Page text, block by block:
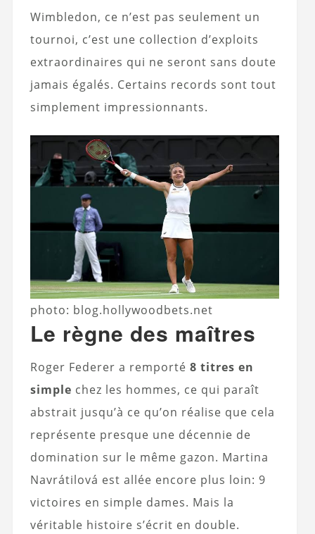
Wimbledon, ce n’est pas seulement un
tournoi, c’est une collection d’exploits
extraordinaires qui ne seront sans doute
jamais égalés. Certains records sont tout
simplement impressionnants.
photo: blog.hollywoodbets.net
Le règne des maîtres
Roger Federer a remporté 8 titres en
simple chez les hommes, ce qui paraît
abstrait jusqu’à ce qu’on réalise que cela
représente presque une décennie de
domination sur le même gazon. Martina
Navrátilová est allée encore plus loin: 9
victoires en simple dames. Mais la
véritable histoire s’écrit en double.